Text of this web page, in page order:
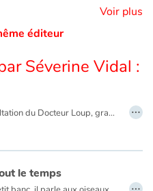
Voir plus
éditeur
Séverine Vidal :
Le cabinet de consultation du Docteur Loup, grand spécialiste des contes, est reconnu pour résoudre les problèmes qui surviennent souvent dans les livres d’histoires. Comment faire face au LOUP !!
…
le temps
…